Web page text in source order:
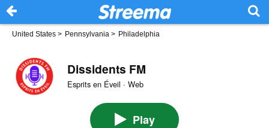
United States > Pennsylvania > Philadelphia
Dissidents FM
Esprits en Éveil · Web
Play